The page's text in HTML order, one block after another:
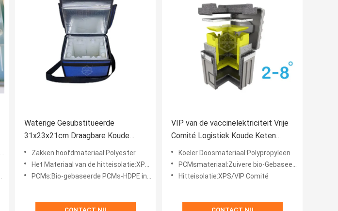
Waterige Gesubstitueerde
31x23x21cm Draagbare Koude
Ketting PCM
Zakken hoofdmateriaal:Polyester
Het Materiaal van de hitteisolatie:XPS/VIP Comité
PCMs:Bio-gebaseerde PCMs-HDPE ingekapselde raad
VIP van de vaccinelektriciteit Vrije
Comité Logistiek Koude Keten
PCMKoeler Doosmateriaal:Polypropyleen
PCMsmateriaal:Zuivere bio-Gebaseerde PCMs-ingekapseld HDPE
Hitteisolatie:XPS/VIP Comité